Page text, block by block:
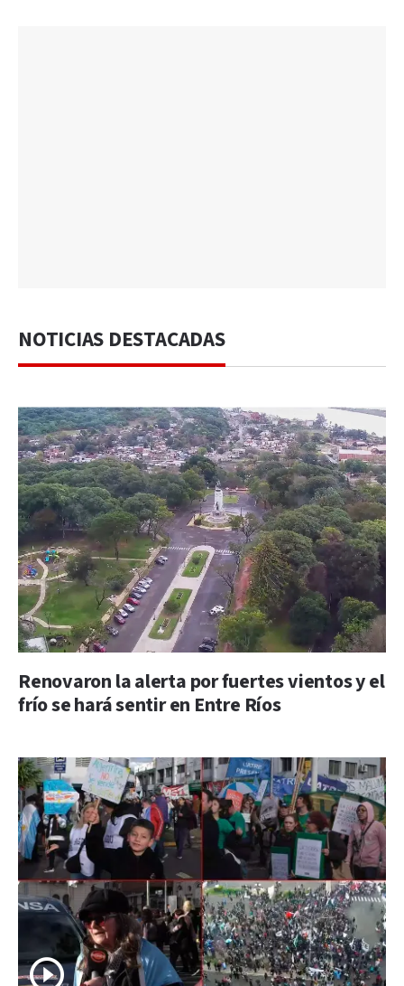
NOTICIAS DESTACADAS
Renovaron la alerta por fuertes vientos y el
frío se hará sentir en Entre Ríos